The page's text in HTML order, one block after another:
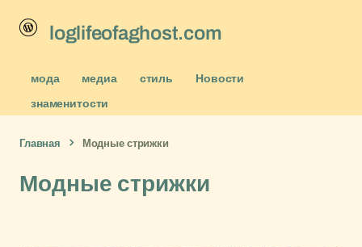
loglifeofaghost.com
мода медиа стиль
Новости
знаменитости
Главная Модные стрижки
Модные стрижки